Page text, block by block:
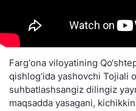
Farg‘ona viloyatining
qishlog‘ida yashovchi Tojiali
suhbatlashsangiz dilingiz
maqsadda yasagani,